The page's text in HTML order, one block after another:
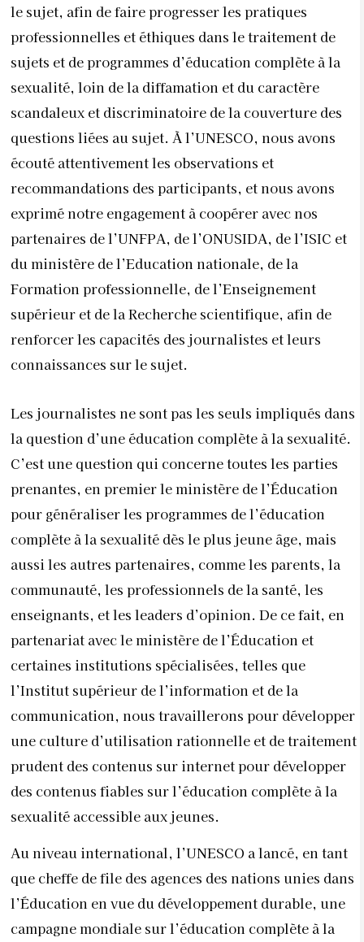
le sujet, afin de faire progresser les pratiques
professionnelles et éthiques dans le traitement de
sujets et de programmes d’éducation complète à la
sexualité, loin de la diffamation et du caractère
scandaleux et discriminatoire de la couverture des
questions liées au sujet. À l’UNESCO, nous avons
écouté attentivement les observations et
recommandations des participants, et nous avons
exprimé notre engagement à coopérer avec nos
partenaires de l’UNFPA, de l’ONUSIDA, de l’ISIC et
du ministère de l’Education nationale, de la
Formation professionnelle, de l’Enseignement
supérieur et de la Recherche scientifique, afin de
renforcer les capacités des journalistes et leurs
connaissances sur le sujet.
Les journalistes ne sont pas les seuls impliqués dans
la question d’une éducation complète à la sexualité.
C’est une question qui concerne toutes les parties
prenantes, en premier le ministère de l’Éducation
pour généraliser les programmes de l’éducation
complète à la sexualité dès le plus jeune âge, mais
aussi les autres partenaires, comme les parents, la
communauté, les professionnels de la santé, les
enseignants, et les leaders d’opinion. De ce fait, en
partenariat avec le ministère de l’Éducation et
certaines institutions spécialisées, telles que
l’Institut supérieur de l’information et de la
communication, nous travaillerons pour développer
une culture d’utilisation rationnelle et de traitement
prudent des contenus sur internet pour développer
des contenus fiables sur l’éducation complète à la
sexualité accessible aux jeunes.
Au niveau international, l’UNESCO a lancé, en tant
que cheffe de file des agences des nations unies dans
l’Éducation en vue du développement durable, une
campagne mondiale sur l’éducation complète à la